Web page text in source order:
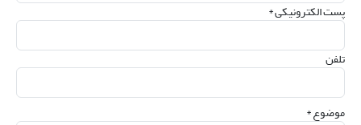
پست الکترونیکی *
تلفن
موضوع *